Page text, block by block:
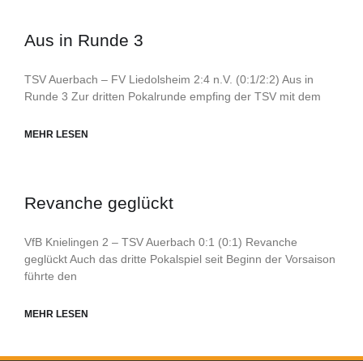
Aus in Runde 3
TSV Auerbach – FV Liedolsheim 2:4 n.V. (0:1/2:2) Aus in
Runde 3 Zur dritten Pokalrunde empfing der TSV mit dem
MEHR LESEN
Revanche geglückt
VfB Knielingen 2 – TSV Auerbach 0:1 (0:1) Revanche
geglückt Auch das dritte Pokalspiel seit Beginn der Vorsaison
führte den
MEHR LESEN